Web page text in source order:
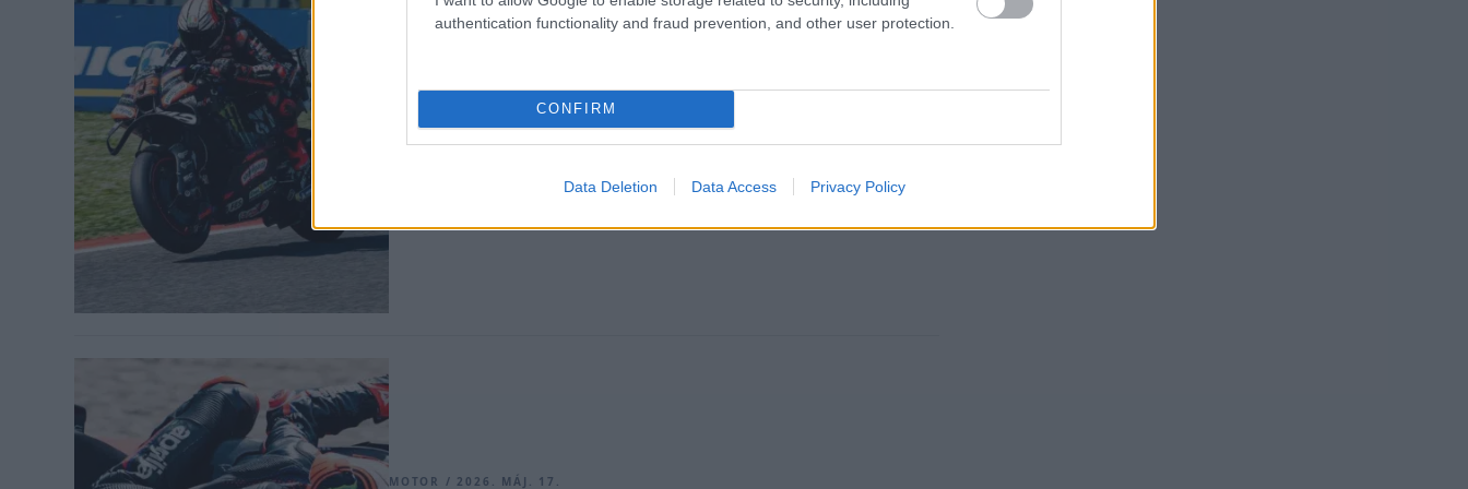
authentication functionality and fraud prevention, and other user protection.
CONFIRM
Data Deletion Data Access Privacy Policy
Így áll a MotoGP tabellája az Olasz Nagydíj
szemben a gyorsaságimotoros-vb mugellói fordulója során.
MOTOR / 2026. MÁJ. 17.